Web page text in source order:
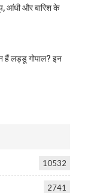
और बारिश के
हैं लड्डू गोपाल? इन
10532
2741